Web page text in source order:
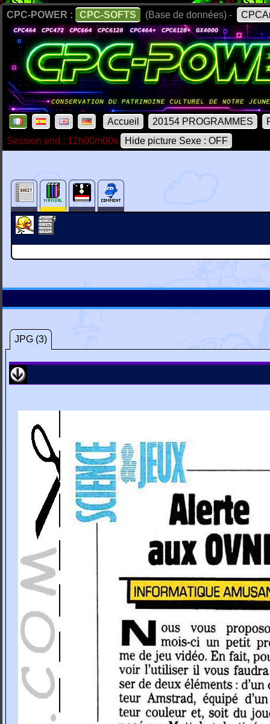
CPC-POWER : CPC-SOFTS (Base de données) -
Accueil 20154 PROGRAMMES
Session end : 12h00m00s
Hide picture Sexe : OFF
JPG (3)